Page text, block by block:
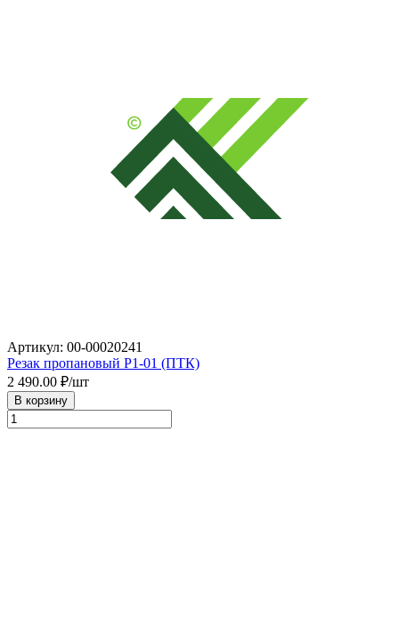
Артикул: 00-00020241
Резак пропановый Р1-01 (ПТК)
2 490.00 ₽/шт
В корзину